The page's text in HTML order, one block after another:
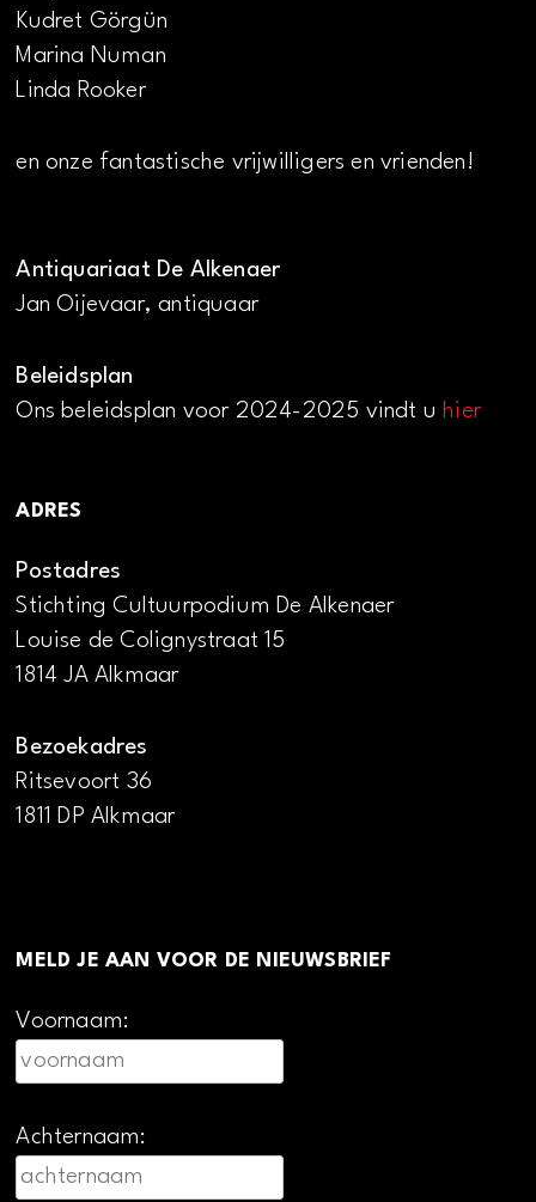
Kudret Görgün
Marina Numan
Linda Rooker
en onze fantastische vrijwilligers en vrienden!
Antiquariaat De Alkenaer
Jan Oijevaar, antiquaar
Beleidsplan
Ons beleidsplan voor 2024-2025 vindt uhier
ADRES
Postadres
Stichting Cultuurpodium De Alkenaer
Louise de Colignystraat 15
1814 JA Alkmaar
Bezoekadres
Ritsevoort 36
1811 DP Alkmaar
MELD JE AAN VOOR DE NIEUWSBRIEF
Voornaam:
Achternaam: